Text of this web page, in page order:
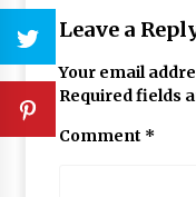
Leave a
Your email
Required fields
Comment *